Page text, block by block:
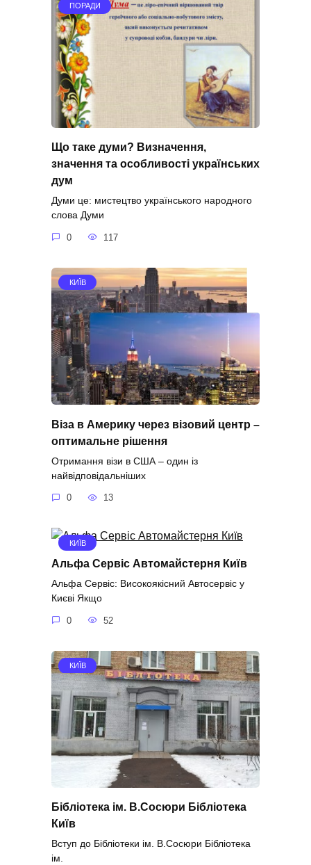
ПОРАДИ
Що таке думи? Визначення,
значення та особливості українських
дум
Думи це: мистецтво українського народного
слова Думи
0 117
КИЇВ
Віза в Америку через візовий центр –
оптимальне рішення
Отримання візи в США – один із
найвідповідальніших
0 13
КИЇВ
Альфа Сервіс Автомайстерня Київ
Альфа Сервіс: Високоякісний Автосервіс у
Києві Якщо
0 52
КИЇВ
Бібліотека ім. В.Сосюри Бібліотека
Київ
Вступ до Бібліотеки ім. В.Сосюри Бібліотека
ім.